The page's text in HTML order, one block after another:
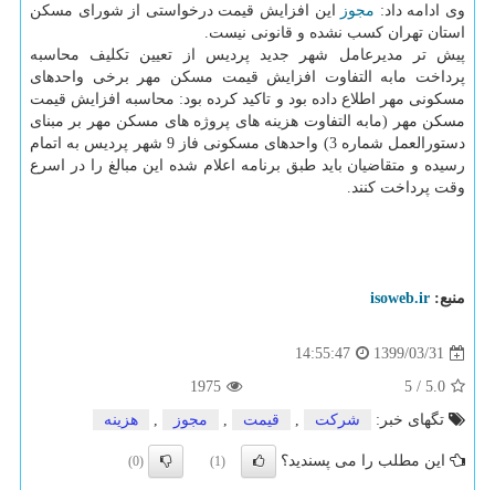
وی ادامه داد: مجوز این افزایش قیمت درخواستی از شورای مسکن
استان تهران کسب نشده و قانونی نیست.
پیش تر مدیرعامل شهر جدید پردیس از تعیین تکلیف محاسبه
پرداخت مابه التفاوت افزایش قیمت مسکن مهر برخی واحدهای
مسکونی مهر اطلاع داده بود و تاکید کرده بود: محاسبه افزایش قیمت
مسکن مهر (مابه التفاوت هزینه های پروژه های مسکن مهر بر مبنای
دستورالعمل شماره 3) واحدهای مسکونی فاز 9 شهر پردیس به اتمام
رسیده و متقاضیان باید طبق برنامه اعلام شده این مبالغ را در اسرع
وقت پرداخت کنند.
منبع: isoweb.ir
1399/03/31
14:55:47
5.0
/
5
1975
تگهای خبر:
شركت , قیمت , مجوز , هزینه
این مطلب را می پسندید؟ (1)
(0)